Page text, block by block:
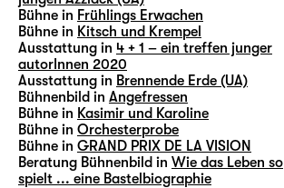
Bühne in Frühlings Erwachen
Bühne in Kitsch und Krempel
Ausstattung in 4 + 1 – ein treffen junger
autorInnen 2020
Ausstattung in Brennende Erde (UA)
Bühnenbild in Angefressen
Bühne in Kasimir und Karoline
Bühne in Orchesterprobe
Bühne in GRAND PRIX DE LA VISION
Beratung Bühnenbild in Wie das Leben so
spielt ... eine Bastelbiographie